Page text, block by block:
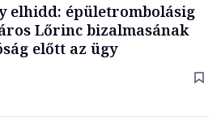
elhidd: épületrombolásig
Lőrinc bizalmasának
előtt az ügy